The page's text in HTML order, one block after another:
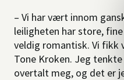
– Vi har vært innom
leiligheten har store,
veldig romantisk. Vi fikk
Tone Kroken. Jeg
overtalt meg, og det er